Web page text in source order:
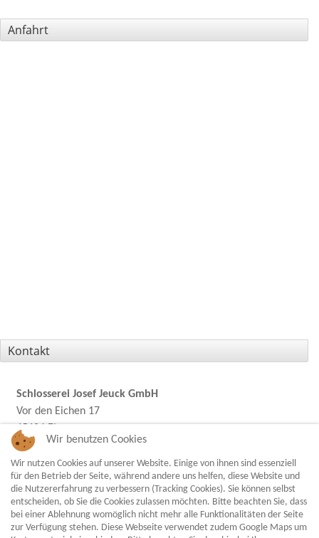
Anfahrt
Kontakt
Schlosserei Josef Jeuck GmbH
Vor den Eichen 17
65604 Elz
Tel.:
+49 (0)6431 / 52541
Fax:
+49 (0)6431 / 53536
E-Mail: info@jeuck-gmbh.de
Web:
www.jeuck-gmbh.de
Wir benutzen Cookies
Wir nutzen Cookies auf unserer Website. Einige von ihnen sind essenziell
für den Betrieb der Seite, während andere uns helfen, diese Website und
die Nutzererfahrung zu verbessern (Tracking Cookies). Sie können selbst
entscheiden, ob Sie die Cookies zulassen möchten. Bitte beachten Sie, dass
bei einer Ablehnung womöglich nicht mehr alle Funktionalitäten der Seite
zur Verfügung stehen. Diese Webseite verwendet zudem Google Maps um